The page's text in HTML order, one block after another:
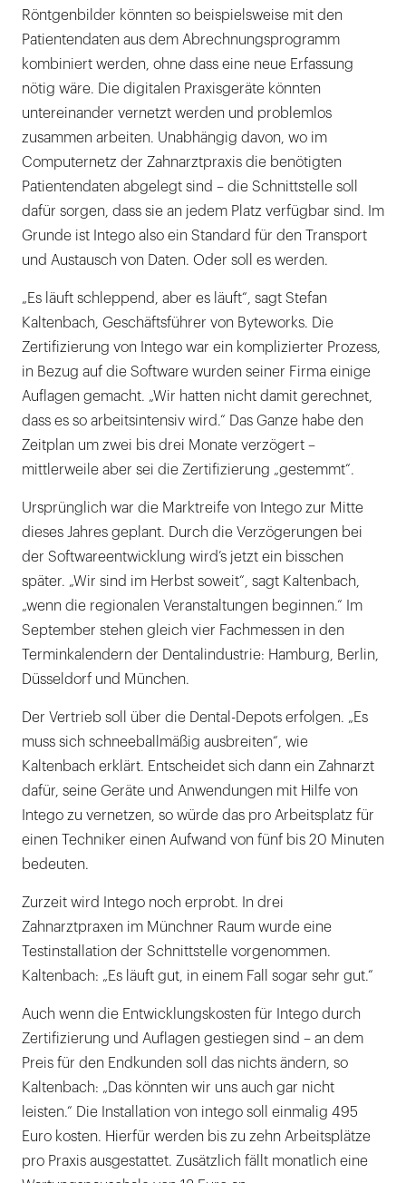
Röntgenbilder könnten so beispielsweise mit den
Patientendaten aus dem Abrechnungsprogramm
kombiniert werden, ohne dass eine neue Erfassung
nötig wäre. Die digitalen Praxisgeräte könnten
untereinander vernetzt werden und problemlos
zusammen arbeiten. Unabhängig davon, wo im
Computernetz der Zahnarztpraxis die benötigten
Patientendaten abgelegt sind – die Schnittstelle soll
dafür sorgen, dass sie an jedem Platz verfügbar sind. Im
Grunde ist Intego also ein Standard für den Transport
und Austausch von Daten. Oder soll es werden.
„Es läuft schleppend, aber es läuft“, sagt Stefan
Kaltenbach, Geschäftsführer von Byteworks. Die
Zertifizierung von Intego war ein komplizierter Prozess,
in Bezug auf die Software wurden seiner Firma einige
Auflagen gemacht. „Wir hatten nicht damit gerechnet,
dass es so arbeitsintensiv wird.“ Das Ganze habe den
Zeitplan um zwei bis drei Monate verzögert –
mittlerweile aber sei die Zertifizierung „gestemmt“.
Ursprünglich war die Marktreife von Intego zur Mitte
dieses Jahres geplant. Durch die Verzögerungen bei
der Softwareentwicklung wird’s jetzt ein bisschen
später. „Wir sind im Herbst soweit“, sagt Kaltenbach,
„wenn die regionalen Veranstaltungen beginnen.“ Im
September stehen gleich vier Fachmessen in den
Terminkalendern der Dentalindustrie: Hamburg, Berlin,
Düsseldorf und München.
Der Vertrieb soll über die Dental-Depots erfolgen. „Es
muss sich schneeballmäßig ausbreiten“, wie
Kaltenbach erklärt. Entscheidet sich dann ein Zahnarzt
dafür, seine Geräte und Anwendungen mit Hilfe von
Intego zu vernetzen, so würde das pro Arbeitsplatz für
einen Techniker einen Aufwand von fünf bis 20 Minuten
bedeuten.
Zurzeit wird Intego noch erprobt. In drei
Zahnarztpraxen im Münchner Raum wurde eine
Testinstallation der Schnittstelle vorgenommen.
Kaltenbach: „Es läuft gut, in einem Fall sogar sehr gut.“
Auch wenn die Entwicklungskosten für Intego durch
Zertifizierung und Auflagen gestiegen sind – an dem
Preis für den Endkunden soll das nichts ändern, so
Kaltenbach: „Das könnten wir uns auch gar nicht
leisten.“ Die Installation von intego soll einmalig 495
Euro kosten. Hierfür werden bis zu zehn Arbeitsplätze
pro Praxis ausgestattet. Zusätzlich fällt monatlich eine